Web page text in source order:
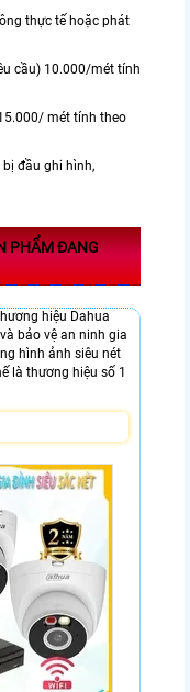
thực tế hoặc phát
cầu) 10.000/mét tính
mét tính theo
đầu ghi hình,
PHẨM ĐANG
hiệu Dahua
bảo vệ an ninh gia
hình ảnh siêu nét
là thương hiệu số 1